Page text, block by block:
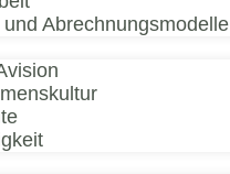
Abrechnungsmodelle